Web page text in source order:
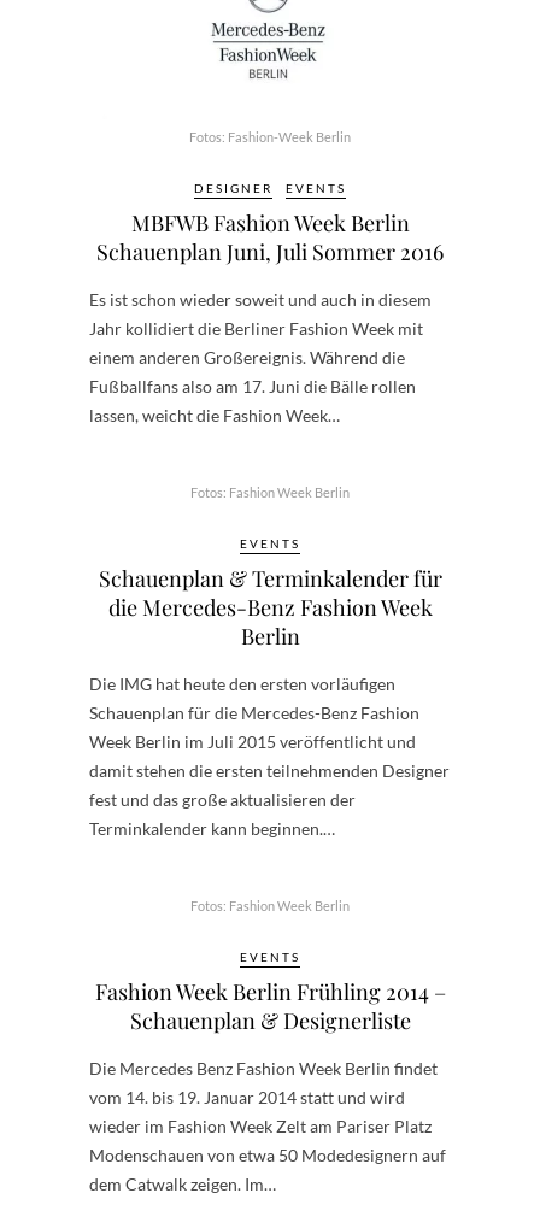
Fotos: Fashion-Week Berlin
DESIGNER EVENTS
MBFWB Fashion Week Berlin
Schauenplan Juni, Juli Sommer 2016
Es ist schon wieder soweit und auch in diesem
Jahr kollidiert die Berliner Fashion Week mit
einem anderen Großereignis. Während die
Fußballfans also am 17. Juni die Bälle rollen
lassen, weicht die Fashion Week…
Fotos: Fashion Week Berlin
EVENTS
Schauenplan & Terminkalender für
die Mercedes-Benz Fashion Week
Berlin
Die IMG hat heute den ersten vorläufigen
Schauenplan für die Mercedes-Benz Fashion
Week Berlin im Juli 2015 veröffentlicht und
damit stehen die ersten teilnehmenden Designer
fest und das große aktualisieren der
Terminkalender kann beginnen.…
Fotos: Fashion Week Berlin
EVENTS
Fashion Week Berlin Frühling 2014 –
Schauenplan & Designerliste
Die Mercedes Benz Fashion Week Berlin findet
vom 14. bis 19. Januar 2014 statt und wird
wieder im Fashion Week Zelt am Pariser Platz
Modenschauen von etwa 50 Modedesignern auf
dem Catwalk zeigen. Im…